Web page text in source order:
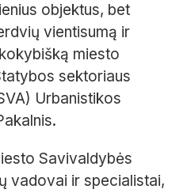
objektus, bet
vientisumą ir
miesto
sektoriaus
Urbanistikos
Savivaldybės
vadovai ir specialistai,